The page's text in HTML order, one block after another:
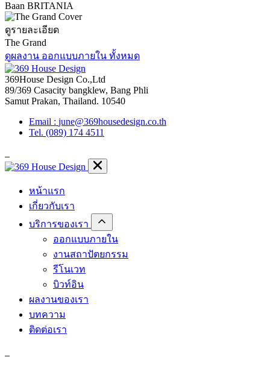
Baan BRITANIA
ดูรายละเอียด
The Grand
ดูผลงาน ออกแบบภายใน ทั้งหมด
369House Design Co.,Ltd
89/369 Casacity bangklew, Bang Phli
Samut Prakan, Thailand. 10540
Email : june@369housedesign.co.th
Tel. (089) 174 4511
หน้าแรก
เกี่ยวกับเรา
บริการของเรา
ออกแบบภายใน
งานสถาปัตยกรรม
รีโนเวท
บิวท์อิน
ผลงานของเรา
บทความ
ติดต่อเรา